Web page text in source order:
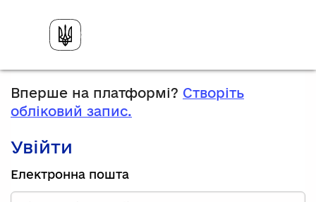
Вперше на платформі? Створіть
обліковий запис.
Увійти
Зареєструйтесь,
використавши
електронну
Електронна пошта